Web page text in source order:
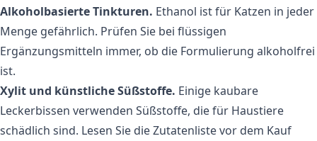
Alkoholbasierte Tinkturen. Ethanol ist für Katzen in jeder
Menge gefährlich. Prüfen Sie bei flüssigen
Ergänzungsmitteln immer, ob die Formulierung alkoholfrei
ist.
Xylit und künstliche Süßstoffe. Einige kaubare
Leckerbissen verwenden Süßstoffe, die für Haustiere
schädlich sind. Lesen Sie die Zutatenliste vor dem Kauf